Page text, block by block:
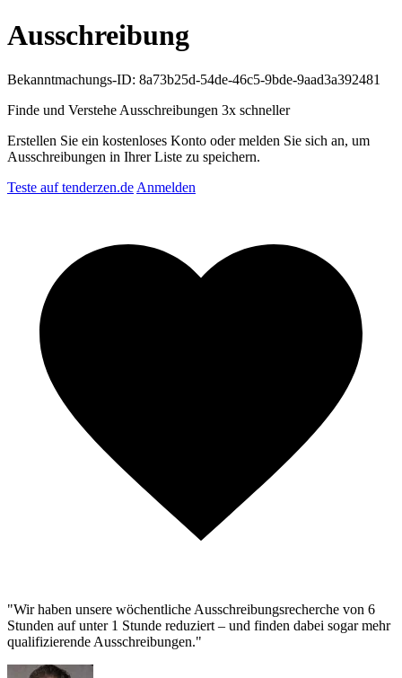
Ausschreibung
Bekanntmachungs-ID: 8a73b25d-54de-46c5-9bde-9aad3a392481
Finde und Verstehe Ausschreibungen 3x schneller
Erstellen Sie ein kostenloses Konto oder melden Sie sich an, um
Ausschreibungen in Ihrer Liste zu speichern.
Teste auf tenderzen.de Anmelden
"Wir haben unsere wöchentliche Ausschreibungsrecherche von 6
Stunden auf unter 1 Stunde reduziert – und finden dabei sogar mehr
qualifizierende Ausschreibungen."